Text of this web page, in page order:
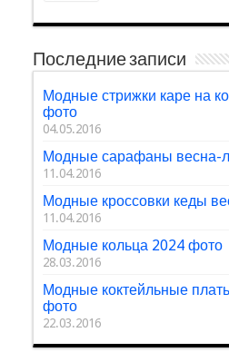
Последние записи
Модные стрижки каре на
фото
04.05.2016
Модные сарафаны весна-
11.04.2016
Модные кроссовки кеды
11.04.2016
Модные кольца 2024 фото
28.03.2016
Модные коктейльные
фото
22.03.2016